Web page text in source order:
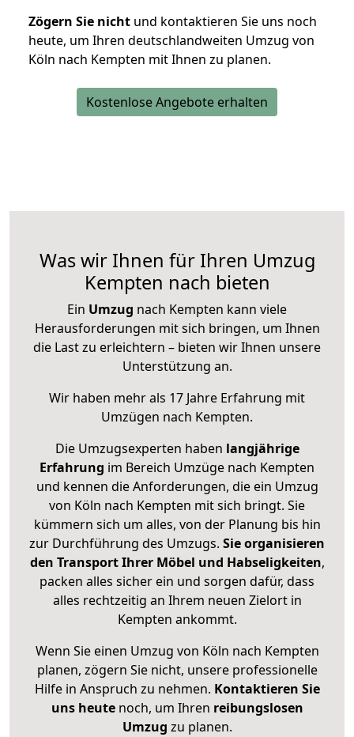
Zögern Sie nicht und kontaktieren Sie uns noch
heute, um Ihren deutschlandweiten Umzug von
Köln nach Kempten mit Ihnen zu planen.
Kostenlose Angebote erhalten
Was wir Ihnen für Ihren Umzug
Kempten nach bieten
Ein Umzug nach Kempten kann viele
Herausforderungen mit sich bringen, um Ihnen
die Last zu erleichtern – bieten wir Ihnen unsere
Unterstützung an.
Wir haben mehr als 17 Jahre Erfahrung mit
Umzügen nach Kempten.
Die Umzugsexperten haben langjährige
Erfahrung im Bereich Umzüge nach Kempten
und kennen die Anforderungen, die ein Umzug
von Köln nach Kempten mit sich bringt. Sie
kümmern sich um alles, von der Planung bis hin
zur Durchführung des Umzugs. Sie organisieren
den Transport Ihrer Möbel und Habseligkeiten,
packen alles sicher ein und sorgen dafür, dass
alles rechtzeitig an Ihrem neuen Zielort in
Kempten ankommt.
Wenn Sie einen Umzug von Köln nach Kempten
planen, zögern Sie nicht, unsere professionelle
Hilfe in Anspruch zu nehmen. Kontaktieren Sie
uns heutenoch, um Ihren reibungslosen
Umzug zu planen.